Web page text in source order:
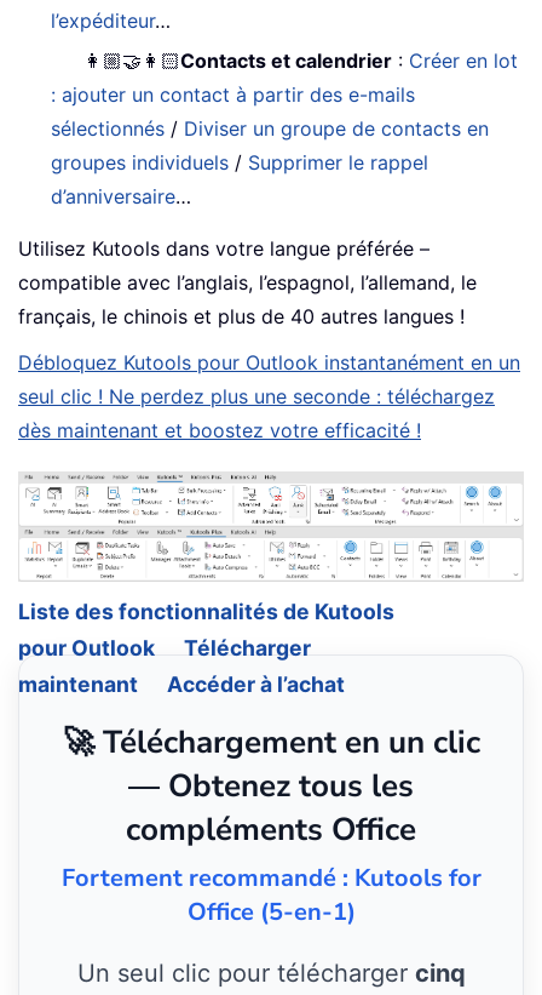
l’expéditeur…
👩🏼‍🤝‍👩🏻Contacts et calendrier : Créer en lot
: ajouter un contact à partir des e-mails
sélectionnés / Diviser un groupe de contacts en
groupes individuels / Supprimer le rappel
d’anniversaire…
Utilisez Kutools dans votre langue préférée –
compatible avec l’anglais, l’espagnol, l’allemand, le
français, le chinois et plus de 40 autres langues !
Débloquez Kutools pour Outlook instantanément en un
seul clic ! Ne perdez plus une seconde : téléchargez
dès maintenant et boostez votre efficacité !
Liste des fonctionnalités de Kutools
pour Outlook
Télécharger
maintenant
Accéder à l’achat
🚀 Téléchargement en un clic
— Obtenez tous les
compléments Office
Fortement recommandé : Kutools for
Office (5-en-1)
Un seul clic pour télécharger cinq